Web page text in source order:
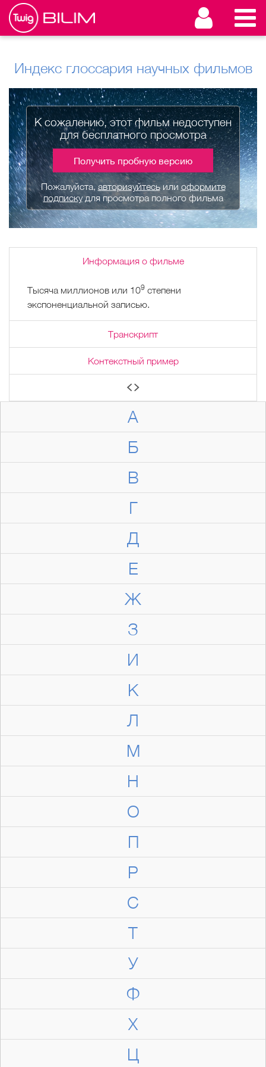
Индекс глоссария научных фильмов
А
Б
В
Г
Д
Е
Ж
З
И
К
Л
М
Н
О
П
Р
С
Т
У
Ф
Х
Ц
К сожалению, этот фильм недоступен
для бесплатного просмотра
Получить пробную версию
Пожалуйста,авторизуйтесьили оформите
подпискудля просмотра полного фильма
Информация о фильме
Тысяча миллионов или 109 степени
экспоненциальной записью.
Транскрипт
Контекстный пример